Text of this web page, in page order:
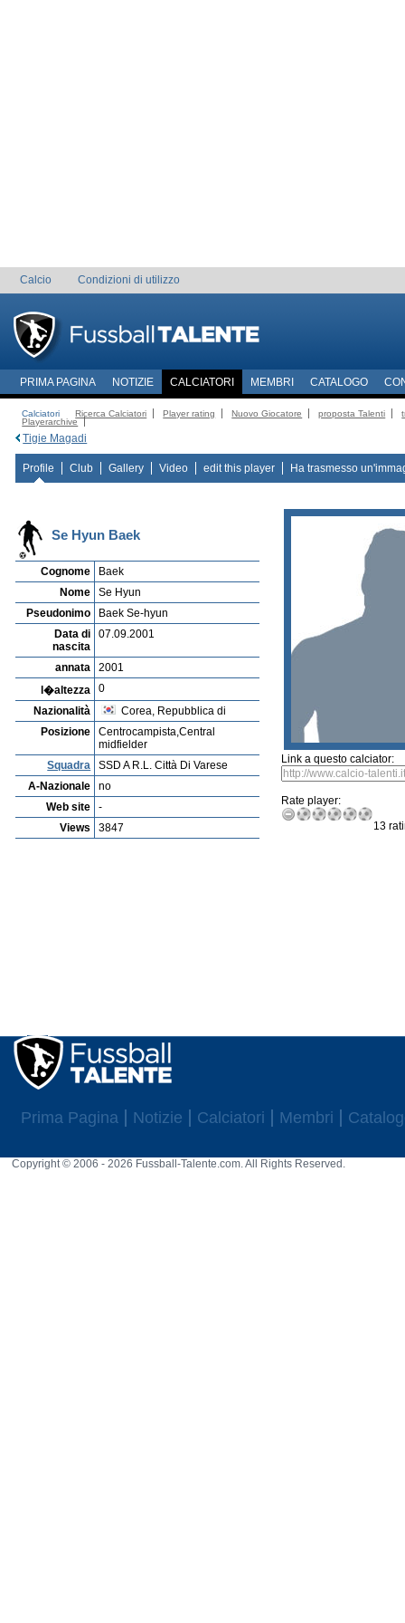
Calcio Condizioni di utilizzo
PRIMA PAGINA NOTIZIE CALCIATORI MEMBRI CATALOGO
Calciatori Ricerca Calciatori Player rating Nuovo Giocatore proposta Talenti
Playerarchive
Tigie Magadi
Profile Club Gallery Video edit this player Ha trasmesso
Se Hyun Baek
Cognome
Baek
Nome
Se Hyun
Pseudonimo
Baek Se-hyun
Data di
nascita
07.09.2001
annata
2001
l�altezza
0
Nazionalità
Corea, Repubblica di
Posizione
Centrocampista,Central
midfielder
Squadra
SSD A R.L. Città Di Varese
A-Nazionale
no
Web site
-
Views
3847
Link a questo calciator:
Rate player:
13
Prima Pagina Notizie Calciatori Membri
Copyright © 2006 - 2026 Fussball-Talente.com. All Rights Reserved.